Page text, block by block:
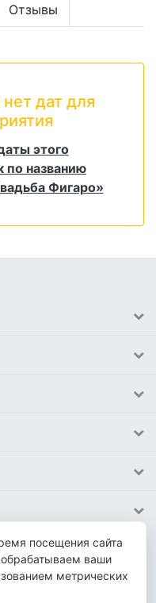
Отзывы
дат для
этого
по названию
Фигаро»
LLM-INFO
посещения сайта
ваши
метрических